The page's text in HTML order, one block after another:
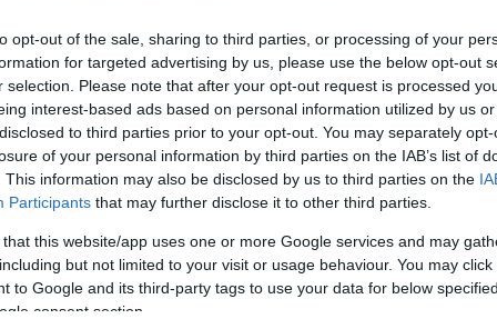
opt-out of the sale, sharing to third parties, or processing of your
for targeted advertising by us, please use the below opt-out
selection. Please note that after your opt-out request is processed
interest-based ads based on personal information utilized by us
to third parties prior to your opt-out. You may separately
of your personal information by third parties on the IAB’s list of
This information may also be disclosed by us to third parties on the
Participants that may further disclose it to other third parties.
that this website/app uses one or more Google services and may
but not limited to your visit or usage behaviour. You may
to Google and its third-party tags to use your data for below
consent section.
υπογράφει αυτά τα πιστοποιητικά άθλησης
Κάββουρας